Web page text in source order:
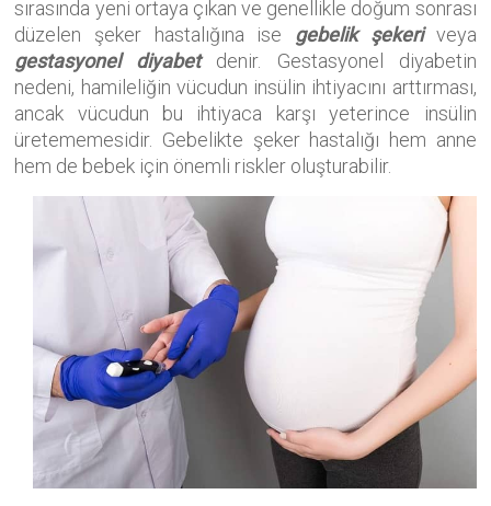
sırasında yeni ortaya çıkan ve genellikle doğum sonrası
düzelen şeker hastalığına ise gebelik şekeri veya
gestasyonel diyabetdenir. Gestasyonel diyabetin
nedeni, hamileliğin vücudun insülin ihtiyacını arttırması,
ancak vücudun bu ihtiyaca karşı yeterince insülin
üretememesidir. Gebelikte şeker hastalığı hem anne
hem de bebek için önemli riskler oluşturabilir.